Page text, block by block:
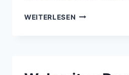
WEITERLESEN 60